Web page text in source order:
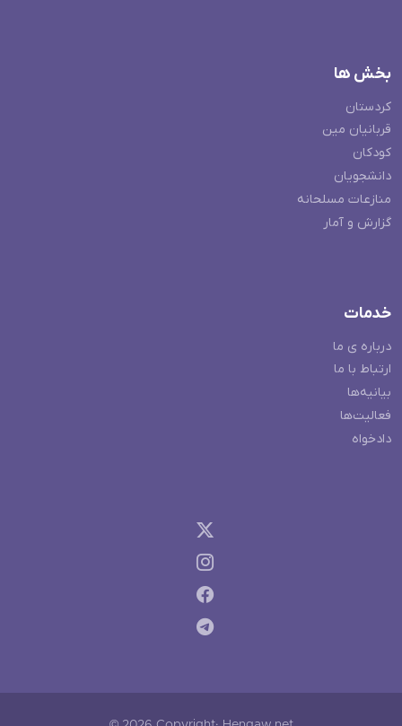
بخش ها
کردستان
قربانیان مین
کودکان
دانشجویان
منازعات مسلحانه
گزارش و آمار
خدمات
درباره ی ما
ارتباط با ما
بیانیه‌ها
فعالیت‌ها
دادخواه